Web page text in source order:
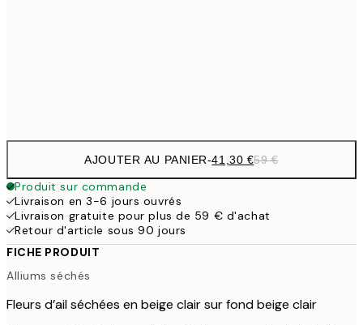
AJOUTER AU PANIER-41,30 €59 €
Produit sur commande
Livraison en 3-6 jours ouvrés
Livraison gratuite pour plus de 59 € d'achat
Retour d'article sous 90 jours
FICHE PRODUIT
Alliums séchés
Fleurs d’ail séchées en beige clair sur fond beige clair